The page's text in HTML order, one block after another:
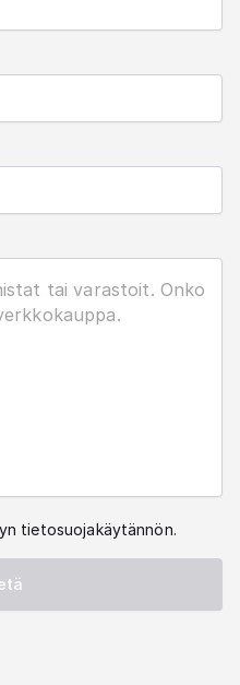
tietosuojakäytännön.